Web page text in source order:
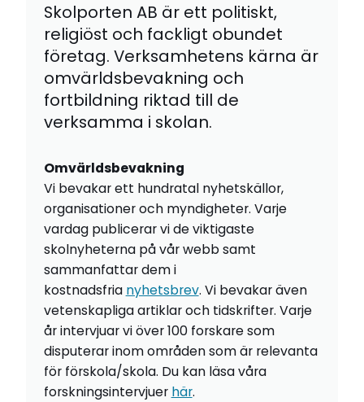
Skolporten AB är ett politiskt,
religiöst och fackligt obundet
företag. Verksamhetens kärna är
omvärldsbevakning och
fortbildning riktad till de
verksamma i skolan.
Omvärldsbevakning
Vi bevakar ett hundratal nyhetskällor,
organisationer och myndigheter. Varje
vardag publicerar vi de viktigaste
skolnyheterna på vår webb samt
sammanfattar dem i
kostnadsfria nyhetsbrev. Vi bevakar även
vetenskapliga artiklar och tidskrifter. Varje
år intervjuar vi över 100 forskare som
disputerar inom områden som är relevanta
för förskola/skola. Du kan läsa våra
forskningsintervjuer här.